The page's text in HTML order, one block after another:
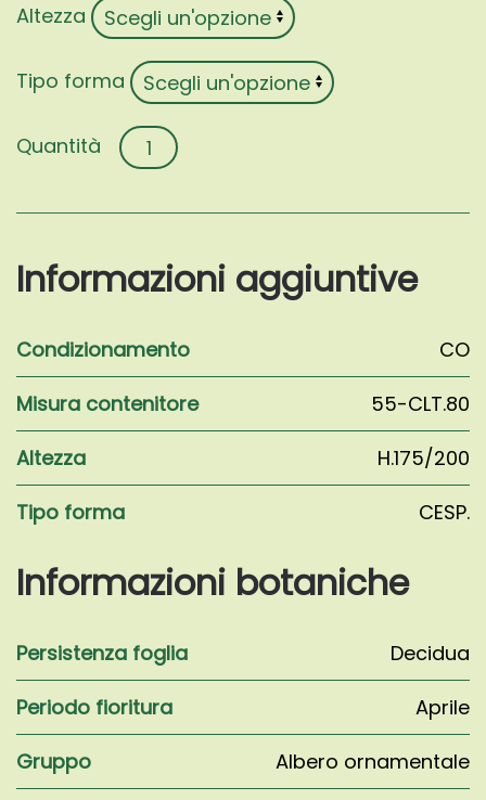
Altezza
Tipo forma
Acer
palmatum
quantità
Informazioni aggiuntive
Condizionamento
CO
Misura contenitore
55-CLT.80
Altezza
H.175/200
Tipo forma
CESP.
Informazioni botaniche
Persistenza foglia
Decidua
Periodo fioritura
Aprile
Gruppo
Albero ornamentale